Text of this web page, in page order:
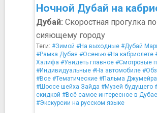
Ночной Дубай на
Дубай: Скоростная прогулка по
сияющему городу
Теги: #Зимой #На выходные #Дубай
#Рамка Дубая #Осенью #На кабриолете
Халифа #Увидеть главное #Смотровые
#Индивидуальные #На автомобиле
#Все #Тематические #Пальма Джумейра
#Шоссе шейха Зайда #Музей будущего
скидкой #Всё самое интересное в Дубае
#Экскурсии на русском языке